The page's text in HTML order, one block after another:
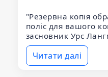
"Резервна копія
поліс для вашого
засновник Урс
Читати далі